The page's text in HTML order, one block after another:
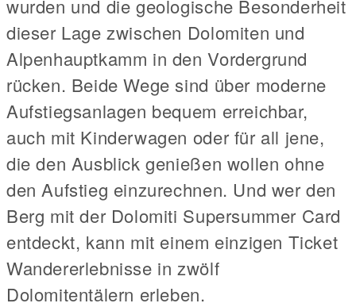
wurden und die geologische Besonderheit
dieser Lage zwischen Dolomiten und
Alpenhauptkamm in den Vordergrund
rücken. Beide Wege sind über moderne
Aufstiegsanlagen bequem erreichbar,
auch mit Kinderwagen oder für all jene,
die den Ausblick genießen wollen ohne
den Aufstieg einzurechnen. Und wer den
Berg mit der Dolomiti Supersummer Card
entdeckt, kann mit einem einzigen Ticket
Wandererlebnisse in zwölf
Dolomitentälern erleben.